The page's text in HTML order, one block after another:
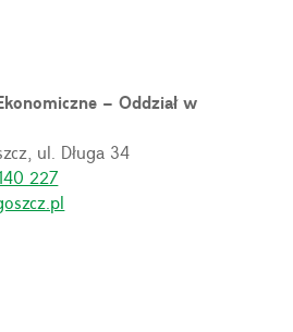
– Oddział w
ul. Długa 34
227